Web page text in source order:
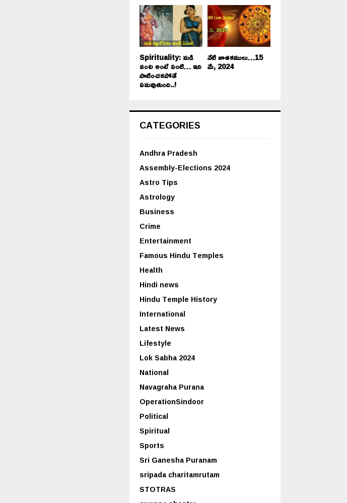
Spirituality: మడి
వంట అంటే ఏంటి… ఇది
పాటించకపోతే
ఏమవుతుంది..!
నేటి జాతకములు…15
మే, 2024
CATEGORIES
Andhra Pradesh
Assembly-Elections 2024
Astro Tips
Astrology
Business
Crime
Entertainment
Famous Hindu Temples
Health
Hindi news
Hindu Temple History
International
Latest News
Lifestyle
Lok Sabha 2024
National
Navagraha Purana
OperationSindoor
Political
Spiritual
Sports
Sri Ganesha Puranam
sripada charitamrutam
STOTRAS